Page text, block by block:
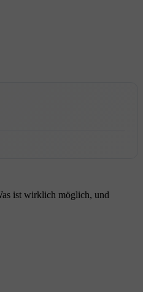
ist wirklich möglich, und